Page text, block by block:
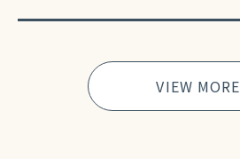
VIEW MORE